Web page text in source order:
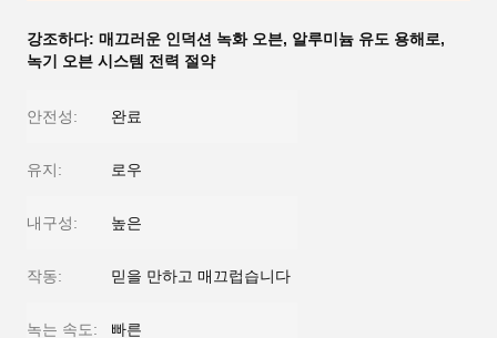
강조하다: 매끄러운 인덕션 녹화 오븐, 알루미늄 유도 용해로,
녹기 오븐 시스템 전력 절약
안전성: 완료
유지: 로우
내구성: 높은
작동: 믿을 만하고 매끄럽습니다
녹는 속도: 빠른